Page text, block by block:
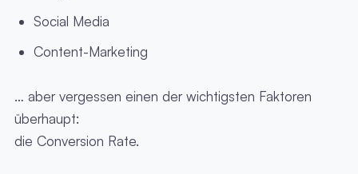
Social Media
Content-Marketing
… aber vergessen einen der wichtigsten Faktoren
überhaupt:
die Conversion Rate.